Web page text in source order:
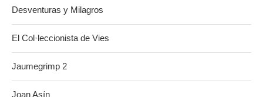
Desventuras y Milagros
El Col·leccionista de Vies
Jaumegrimp 2
Joan Asín